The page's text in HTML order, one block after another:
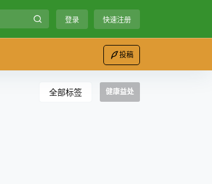
登录 快速注册
投稿
全部标签 健康益处